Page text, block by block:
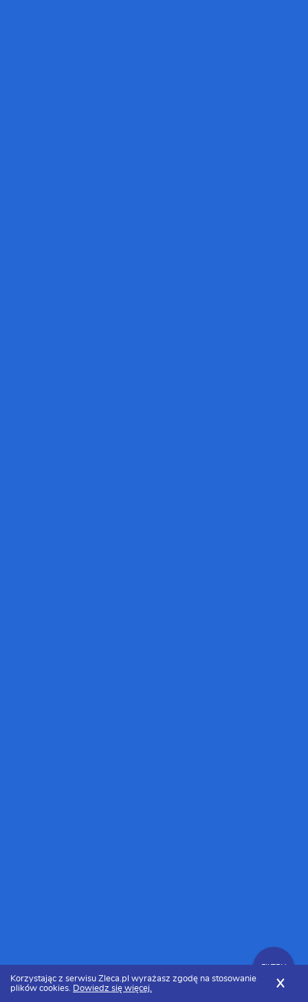
FILTRY
Korzystając z serwisu Zleca.pl wyrażasz zgodę na stosowanie
plików cookies. Dowiedz się więcej. X